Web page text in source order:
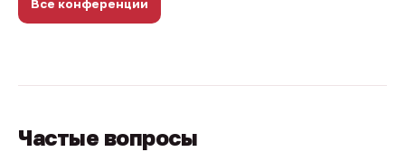
Все конференции
Частые вопросы